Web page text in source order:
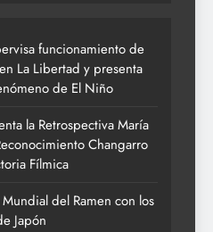
funcionamiento de
La Libertad y presenta
de El Niño
la Retrospectiva María
Changarro
Fílmica
del Ramen con los
Japón